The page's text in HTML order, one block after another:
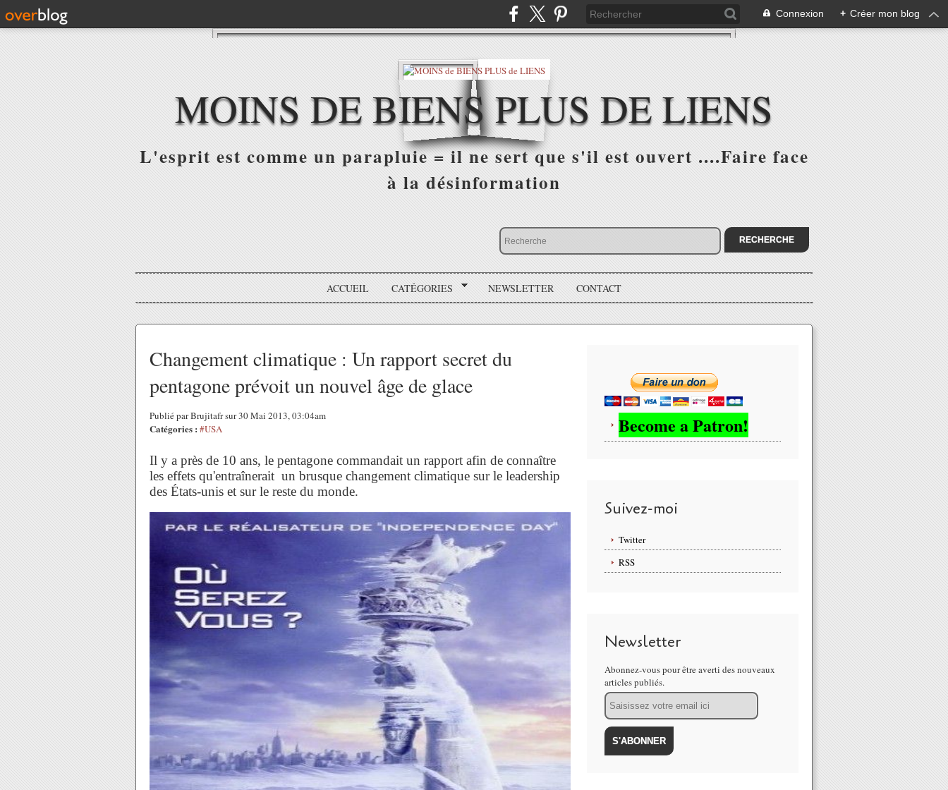
Connexion + Créer mon blog
MOINS DE BIENS PLUS DE LIENS
L'esprit est comme un parapluie = il ne sert que s'il est ouvert ....Faire face
à la désinformation
ACCUEIL CATÉGORIES NEWSLETTER CONTACT
Changement climatique : Un rapport secret du
pentagone prévoit un nouvel âge de glace
Publié par Brujitafr sur 30 Mai 2013, 03:04am
Catégories : #USA
Il y a près de 10 ans, le pentagone commandait un rapport afin de connaître
les effets qu'entraînerait un brusque changement climatique sur le leadership
des États-unis et sur le reste du monde.
Become a Patron!
Suivez-moi
Twitter
RSS
Newsletter
Abonnez-vous pour être averti des nouveaux
articles publiés.
Email